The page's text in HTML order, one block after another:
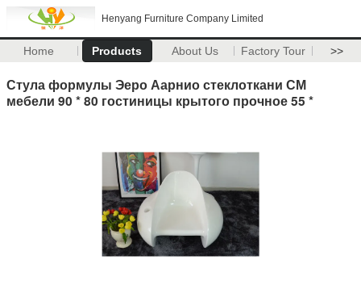
Henyang Furniture Company Limited
Home Products About Us Factory Tour >>
Стула формулы Эеро Аарнио стеклоткани СМ
мебели 90 * 80 гостиницы крытого прочное 55 *